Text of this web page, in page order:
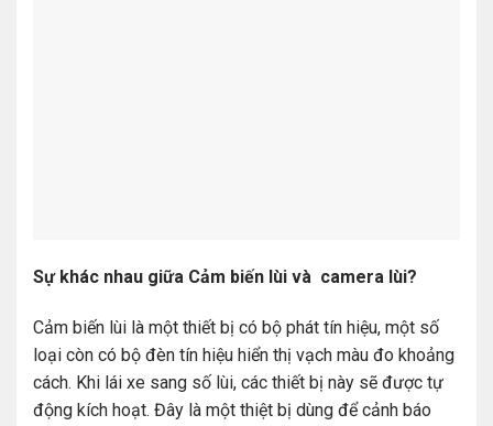
Sự khác nhau giữa Cảm biến lùi và camera lùi?
Cảm biến lùi là một thiết bị có bộ phát tín hiệu, một số
loại còn có bộ đèn tín hiệu hiển thị vạch màu đo khoảng
cách. Khi lái xe sang số lùi, các thiết bị này sẽ được tự
động kích hoạt. Đây là một thiệt bị dùng để cảnh báo